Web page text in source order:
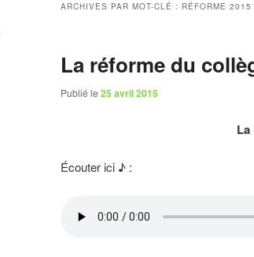
ARCHIVES PAR MOT-CLÉ : RÉFORME 2015
La réforme du
Publié le 25 avril 2015
La
Écouter ici ♪ :